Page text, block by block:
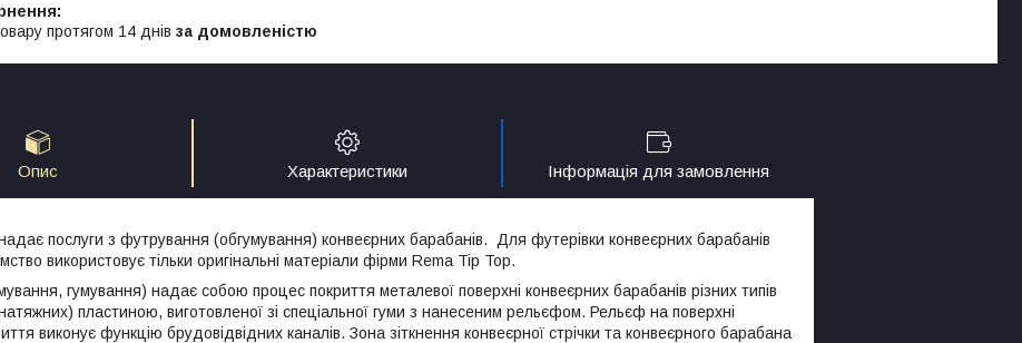
протягом 14 днів за домовленістю
Опис Характеристики Інформація для замовлення
послуги з футрування (обгумування) конвеєрних барабанів. Для футерівки конвеєрних барабанів
використовує тільки оригінальні матеріали фірми Rema Tip Top.
гумування) надає собою процес покриття металевої поверхні конвеєрних барабанів різних типів
пластиною, виготовленої зі спеціальної гуми з нанесеним рельєфом. Рельєф на поверхні
виконує функцію брудовідвідних каналів. Зона зіткнення конвеєрної стрічки та конвеєрного барабана